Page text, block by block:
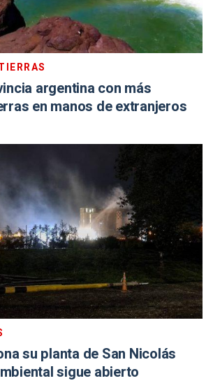
argentina con más
en manos de extranjeros
su planta de San Nicolás
sigue abierto